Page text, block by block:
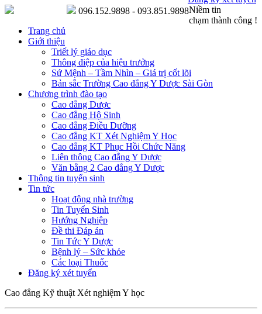
Niềm tin
chạm thành công !
096.152.9898 - 093.851.9898
Trang chủ
Giới thiệu
Triết lý giáo dục
Thông điệp của hiệu trưởng
Sứ Mệnh – Tầm Nhìn – Giá trị cốt lõi
Bản sắc Trường Cao đẳng Y Dược Sài Gòn
Chương trình đào tạo
Cao đẳng Dược
Cao đẳng Hộ Sinh
Cao đẳng Điều Dưỡng
Cao đẳng KT Xét Nghiệm Y Học
Cao đẳng KT Phục Hồi Chức Năng
Liên thông Cao đẳng Y Dược
Văn bằng 2 Cao đẳng Y Dược
Thông tin tuyển sinh
Tin tức
Hoạt động nhà trường
Tin Tuyển Sinh
Hướng Nghiệp
Đề thi Đáp án
Tin Tức Y Dược
Bệnh lý – Sức khỏe
Các loại Thuốc
Đăng ký xét tuyển
Cao đẳng Kỹ thuật Xét nghiệm Y học